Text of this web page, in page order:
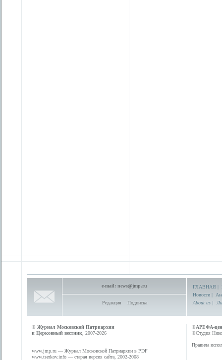
e-mail: news@jmp.ru
Редакция Подписка
ГЛАВНАЯ |
Новости |
About us |
© Журнал Московской Патриархии
и Церковный вестник , 2007-2026
www.jmp.ru — Журнал Московской Патриархии в PDF
www.tserkov.info — старая версия сайта, 2002-2008
©АРЕФА-
©Студия
Правила